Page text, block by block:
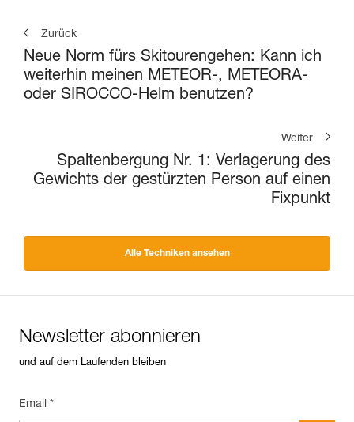
Zurück
Neue Norm fürs Skitourengehen: Kann ich
weiterhin meinen METEOR-, METEORA-
oder SIROCCO-Helm benutzen?
Weiter
Spaltenbergung Nr. 1: Verlagerung des
Gewichts der gestürzten Person auf einen
Fixpunkt
Alle Techniken ansehen
Newsletter abonnieren
und auf dem Laufenden bleiben
Email *